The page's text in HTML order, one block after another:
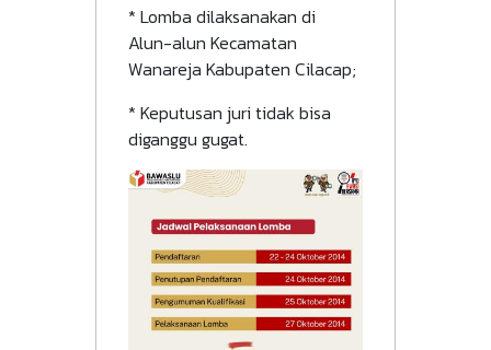
* Lomba dilaksanakan di
Alun-alun Kecamatan
Wanareja Kabupaten Cilacap;
* Keputusan juri tidak bisa
diganggu gugat.